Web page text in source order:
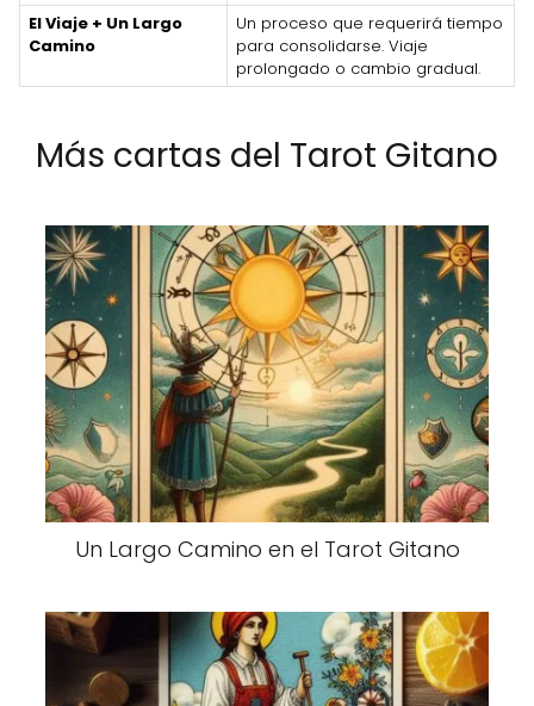
El Viaje + Un Largo
Camino
Un proceso que requerirá tiempo
para consolidarse. Viaje
prolongado o cambio gradual.
Más cartas del Tarot Gitano
Un Largo Camino en el Tarot Gitano